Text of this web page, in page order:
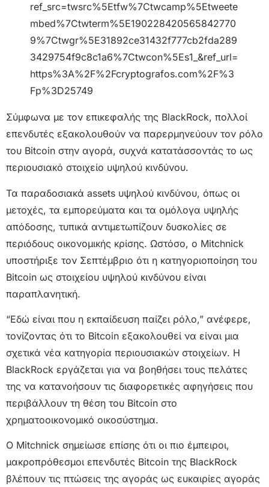
ref_src=twsrc%5Etfw%7Ctwcamp%5Etweete
mbed%7Ctwterm%5E190228420565842770
9%7Ctwgr%5E31892ce31432f777cb2fda289
3429754f9c8c1a6%7Ctwcon%5Es1_&ref_url=
https%3A%2F%2Fcryptografos.com%2F%3
Fp%3D25749
Σύμφωνα με τον επικεφαλής της BlackRock, πολλοί
επενδυτές εξακολουθούν να παρερμηνεύουν τον ρόλο
του Bitcoin στην αγορά, συχνά κατατάσσοντάς το ως
περιουσιακό στοιχείο υψηλού κινδύνου.
Τα παραδοσιακά assets υψηλού κινδύνου, όπως οι
μετοχές, τα εμπορεύματα και τα ομόλογα υψηλής
απόδοσης, τυπικά αντιμετωπίζουν δυσκολίες σε
περιόδους οικονομικής κρίσης. Ωστόσο, ο Mitchnick
υποστήριξε τον Σεπτέμβριο ότι η κατηγοριοποίηση του
Bitcoin ως στοιχείου υψηλού κινδύνου είναι
παραπλανητική.
“Εδώ είναι που η εκπαίδευση παίζει ρόλο,” ανέφερε,
τονίζοντας ότι το Bitcoin εξακολουθεί να είναι μια
σχετικά νέα κατηγορία περιουσιακών στοιχείων. Η
BlackRock εργάζεται για να βοηθήσει τους πελάτες
της να κατανοήσουν τις διαφορετικές αφηγήσεις που
περιβάλλουν τη θέση του Bitcoin στο
χρηματοοικονομικό οικοσύστημα.
Ο Mitchnick σημείωσε επίσης ότι οι πιο έμπειροι,
μακροπρόθεσμοι επενδυτές Bitcoin της BlackRock
βλέπουν τις πτώσεις της αγοράς ως ευκαιρίες αγοράς